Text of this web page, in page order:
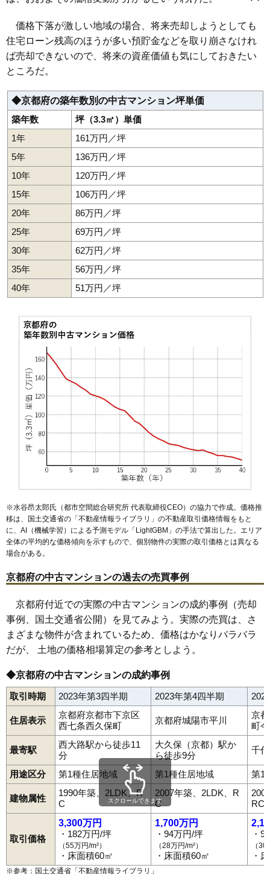
相場
(19.6万円/㎡~22.2万円/㎡)
マンションナビで
無料一括査定をする
エスリード太秦三条天神川
住所 京都府京都市右京区太秦下角田町
交通 太秦天神川駅（3分）、蚕ノ社駅（4分）
相場 5,160万円～5,560万円
(57.3万円/㎡~61.8万円/㎡)
マンションナビで
無料一括査定をする
ジオ阪急洛西口ノースレジデンス
住所 京都府向日市寺戸町七ノ坪
交通 洛西口駅（2分）
相場 7,230万円～7,630万円
無料一括査定をする
パデシオン京都大久保ザグランドレジデンス
住所 京都府宇治市大久保町田原
交通
大久保駅（13分）、新田駅（20分）、久津川駅
（22分）
相場 3,060万円～3,360万円
(37.8万円/㎡~41.5万円/㎡)
マンションナビで
無料一括査定をする
パデシオン木幡駅前
住所 京都府宇治市木幡内畑
交通
相場 3,420万円～3,720万円
マンションナビで
無料一括査定をする
メイツブラン長岡京
住所 京都府長岡京市神足大張
交通 長岡京駅（8分）
相場 4,780万円～5,080万円
(59.0万円/㎡~62.7万円/㎡)
マンションナビで
無料一括査定をする
価格下落が激しい地域の場合、将来売却しようとしても
住宅ローン残高のほうが多い預貯金などを取り崩さなけれ
ば売却できないので、将来の資産価値も気にしておきたい
ところだ。
◆京都府の築年数別の中古マンション坪単価
築年数
坪（3.3㎡）単価
1年
161万円／坪
5年
136万円／坪
10年
120万円／坪
15年
106万円／坪
20年
86万円／坪
25年
69万円／坪
30年
62万円／坪
35年
56万円／坪
40年
51万円／坪
※水谷昂太郎氏（都市空間総合研究所 代表取締役CEO）の協力で作成。価格推
移は、国土交通省の「 不動産情報ライブラリ 」の不動産取引価格情報をもと
に、AI（機械学習）による予測モデル「LightGBM」の手法で算出した。エリア
全体の平均的な価格傾向を示すもので、個別物件の実際の取引価格とは異なる
場合がある。
京都府の中古マンションの過去の売買事例
京都府付近での実際の中古マンションの成約事例（売却
事例、国土交通省公開）を見てみよう。実際の売買は、さ
まざまな物件が含まれているため、価格はかなりバラバラ
だが、 土地の価格相場算定の参考としよう。
◆京都府の中古マンションの成約事例
取引時期 2023年第3四半期 2023年第4四半期
住居表示
京都府京都市下京区
西七条西久保町
京都府城陽市平川
京
町
最寄駅
西大路駅から徒歩11
分
大久保（京都）駅か
ら徒歩9分
千
用途区分 第1種住居地域 第1種住居地域 第1
建物属性
1990年築、2LDK、R
C
2007年築、2LDK、R
C
RC
取引価格
3,300万円
・182万円/坪
（55万円/m²）
・床面積60㎡
1,700万円
・94万円/坪
（28万円/m²）
・床面積60㎡
・
（
・
スクロールできます
※参考：国土交通省「 不動産情報ライブラリ 」
京都市東山区 京都市下京区京都市南区 京都市右京区
城陽市向日市 長岡京市八幡市京田辺市木津川市
大山崎町
久御山町 井手町